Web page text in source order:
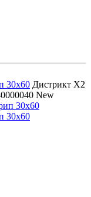
30x60 Дистрикт Х2
New
30x60